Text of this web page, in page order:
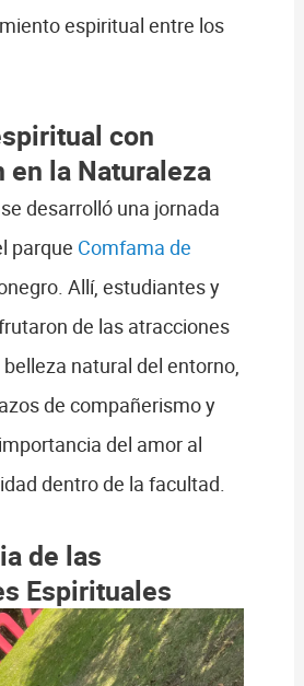
espiritual entre los
con
en la Naturaleza
desarrolló una jornada
parque Comfama de
Allí, estudiantes y
de las atracciones
natural del entorno,
de compañerismo y
del amor al
dentro de la facultad.
de las
Espirituales